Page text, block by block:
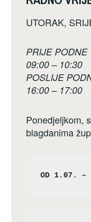
UTORAK,
PRIJE PODNE
09:00 – 10:30
POSLIJE
16:00 – 17:00
Ponedjeljkom,
blagdanima
OD 1.07. –